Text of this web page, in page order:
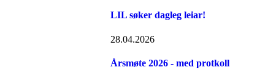
LIL søker dagleg leiar!
28.04.2026
Årsmøte 2026 - med protkoll